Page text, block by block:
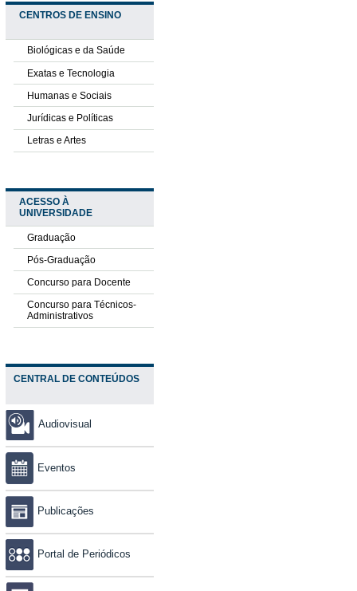
CENTROS DE ENSINO
Biológicas e da Saúde
Exatas e Tecnologia
Humanas e Sociais
Jurídicas e Políticas
Letras e Artes
ACESSO À
UNIVERSIDADE
Graduação
Pós-Graduação
Concurso para Docente
Concurso para Técnicos-
Administrativos
CENTRAL DE CONTEÚDOS
Audiovisual
Eventos
Publicações
Portal de Periódicos